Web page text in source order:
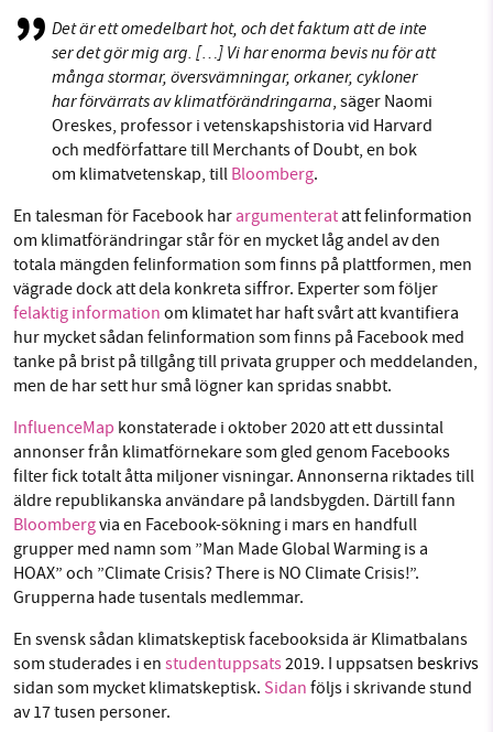
Det är ett omedelbart hot, och det faktum att de inte
ser det gör mig arg. […] Vi har enorma bevis nu för att
många stormar, översvämningar, orkaner, cykloner
har förvärrats av klimatförändringarna, säger Naomi
Oreskes, professor i vetenskapshistoria vid Harvard
och medförfattare till Merchants of Doubt, en bok
om klimatvetenskap, till Bloomberg.
En talesman för Facebook har argumenteratatt felinformation
om klimatförändringar står för en mycket låg andel av den
totala mängden felinformation som finns på plattformen, men
vägrade dock att dela konkreta siffror. Experter som följer
felaktig information om klimatet har haft svårt att kvantifiera
hur mycket sådan felinformation som finns på Facebook med
tanke på brist på tillgång till privata grupper och meddelanden,
men de har sett hur små lögner kan spridas snabbt.
InfluenceMap konstaterade i oktober 2020 att ett dussintal
annonser från klimatförnekare som gled genom Facebooks
filter fick totalt åtta miljoner visningar. Annonserna riktades till
äldre republikanska användare på landsbygden. Därtill fann
Bloombergvia en Facebook-sökning i mars en handfull
grupper med namn som ”Man Made Global Warming is a
HOAX” och ”Climate Crisis? There is NO Climate Crisis!”.
Grupperna hade tusentals medlemmar.
En svensk sådan klimatskeptisk facebooksida är Klimatbalans
som studerades i en studentuppsats2019. I uppsatsen beskrivs
sidan som mycket klimatskeptisk. Sidan följs i skrivande stund
av 17 tusen personer.